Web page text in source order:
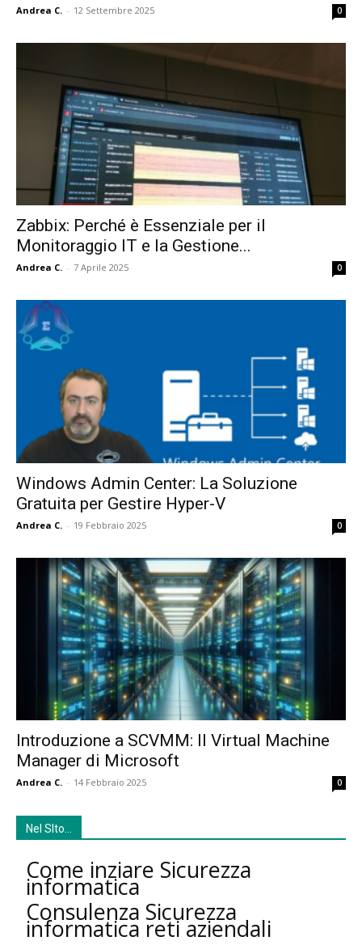
Andrea C. - 12 Settembre 2025 0
Zabbix: Perché è Essenziale per il
Monitoraggio IT e la Gestione...
Andrea C. - 7 Aprile 2025 0
Windows Admin Center: La Soluzione
Gratuita per Gestire Hyper-V
Andrea C. - 19 Febbraio 2025 0
Introduzione a SCVMM: Il Virtual Machine
Manager di Microsoft
Andrea C. - 14 Febbraio 2025 0
Nel SIto…
Come inziare Sicurezza
informatica
Consulenza Sicurezza
informatica reti aziendali